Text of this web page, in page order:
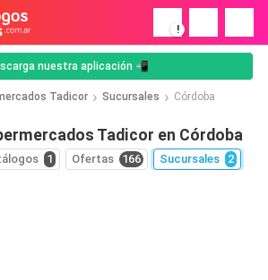
!
nuestra aplicación 📲
Tadicor Sucursales Córdoba
Tadicor en Córdoba
1 Ofertas 166 Sucursales 2